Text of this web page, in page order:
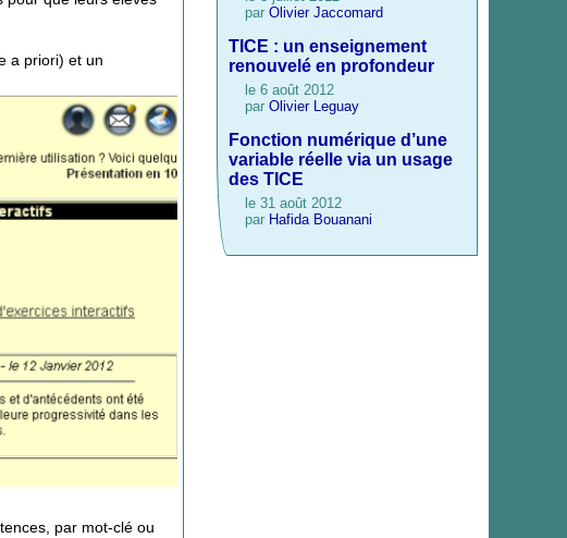
a priori) et un
par mot-clé ou
par Olivier Jaccomard
TICE : un enseignement
renouvelé en profondeur
le 6 août 2012
par Olivier Leguay
Fonction numérique d’une
variable réelle via un usage
des TICE
le 31 août 2012
par Hafida Bouanani